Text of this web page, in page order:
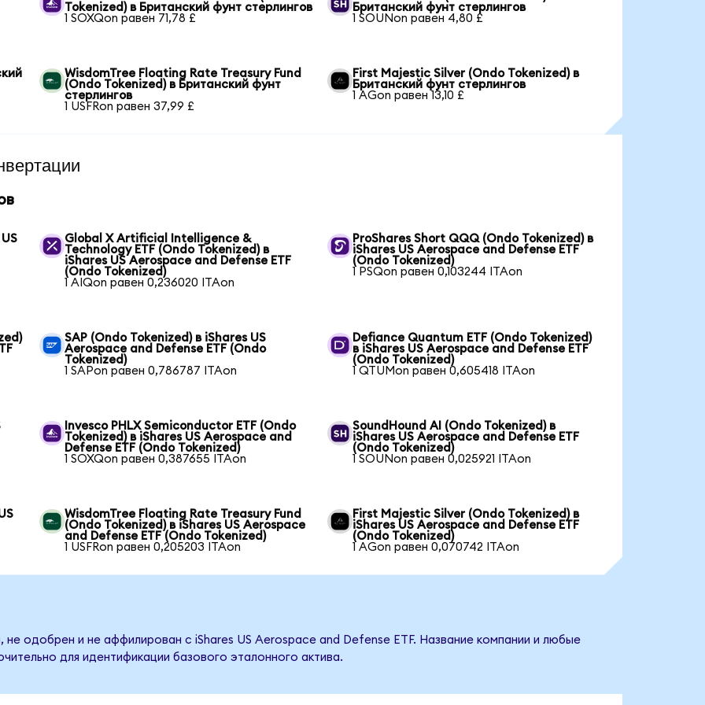
Tokenized) в Британский фунт стерлингов
1 SOXQon равен 71,78 £
Британский фунт стерлингов
1 SOUNon равен 4,80 £
WisdomTree Floating Rate Treasury Fund
(Ondo Tokenized) в Британский фунт
стерлингов
1 USFRon равен 37,99 £
First Majestic Silver (Ondo Tokenized) в
Британский фунт стерлингов
1 AGon равен 13,10 £
Global X Artificial Intelligence &
Technology ETF (Ondo Tokenized) в
iShares US Aerospace and Defense ETF
(Ondo Tokenized)
1 AIQon равен 0,236020 ITAon
ProShares Short QQQ (Ondo Tokenized) в
iShares US Aerospace and Defense ETF
(Ondo Tokenized)
1 PSQon равен 0,103244 ITAon
SAP (Ondo Tokenized) в iShares US
Aerospace and Defense ETF (Ondo
Tokenized)
1 SAPon равен 0,786787 ITAon
Defiance Quantum ETF (Ondo Tokenized)
в iShares US Aerospace and Defense ETF
(Ondo Tokenized)
1 QTUMon равен 0,605418 ITAon
Invesco PHLX Semiconductor ETF (Ondo
Tokenized) в iShares US Aerospace and
Defense ETF (Ondo Tokenized)
1 SOXQon равен 0,387655 ITAon
SoundHound AI (Ondo Tokenized) в
iShares US Aerospace and Defense ETF
(Ondo Tokenized)
1 SOUNon равен 0,025921 ITAon
WisdomTree Floating Rate Treasury Fund
(Ondo Tokenized) в iShares US Aerospace
and Defense ETF (Ondo Tokenized)
1 USFRon равен 0,205203 ITAon
First Majestic Silver (Ondo Tokenized) в
iShares US Aerospace and Defense ETF
(Ondo Tokenized)
1 AGon равен 0,070742 ITAon
одобрен и не аффилирован с iShares US Aerospace and Defense ETF. Название компании и любые
для идентификации базового эталонного актива.